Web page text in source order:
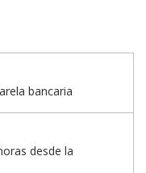
bancaria
desde la